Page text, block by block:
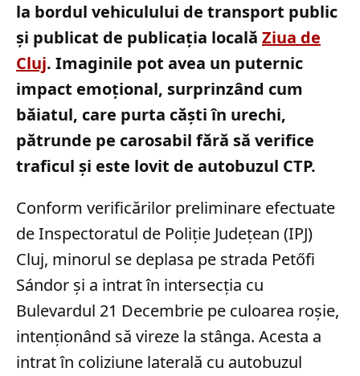
la bordul vehiculului de transport public
și publicat de publicația locală Ziua de
Cluj. Imaginile pot avea un puternic
impact emoțional, surprinzând cum
băiatul, care purta căști în urechi,
pătrunde pe carosabil fără să verifice
traficul și este lovit de autobuzul CTP.
Conform verificărilor preliminare efectuate
de Inspectoratul de Poliție Județean (IPJ)
Cluj, minorul se deplasa pe strada Petőfi
Sándor și a intrat în intersecția cu
Bulevardul 21 Decembrie pe culoarea roșie,
intenționând să vireze la stânga. Acesta a
intrat în coliziune laterală cu autobuzul